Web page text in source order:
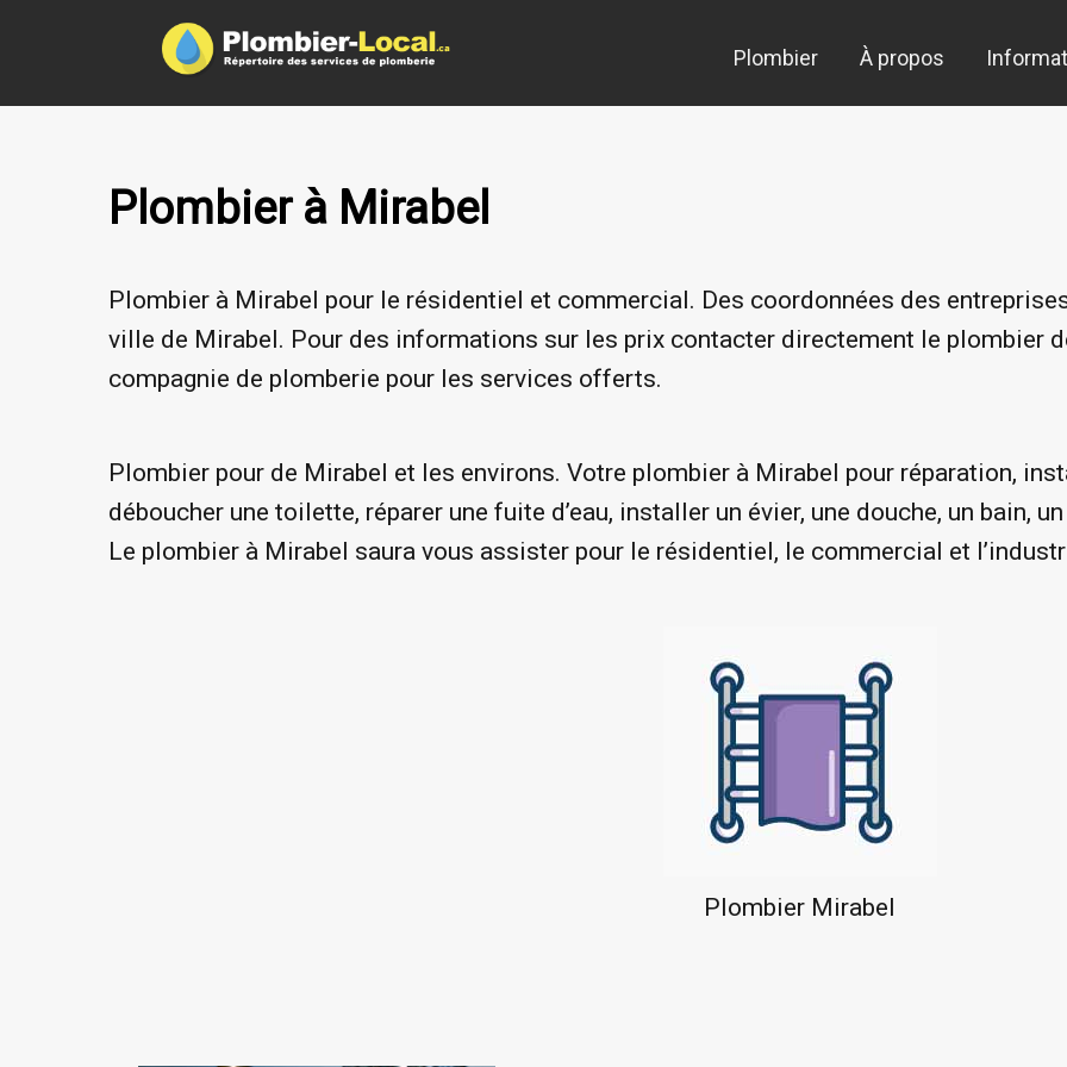
Plombier À propos
Plombier à Mirabel
Plombier à Mirabel pour le résidentiel et commercial. Des coordonnées des
ville de Mirabel. Pour des informations sur les prix contacter directement le plombier
compagnie de plomberie pour les services offerts.
Plombier pour de Mirabel et les environs. Votre plombier à Mirabel pour réparation,
déboucher une toilette, réparer une fuite d’eau, installer un évier, une douche, un bain,
Le plombier à Mirabel saura vous assister pour le résidentiel, le commercial et
Plombier Mirabel